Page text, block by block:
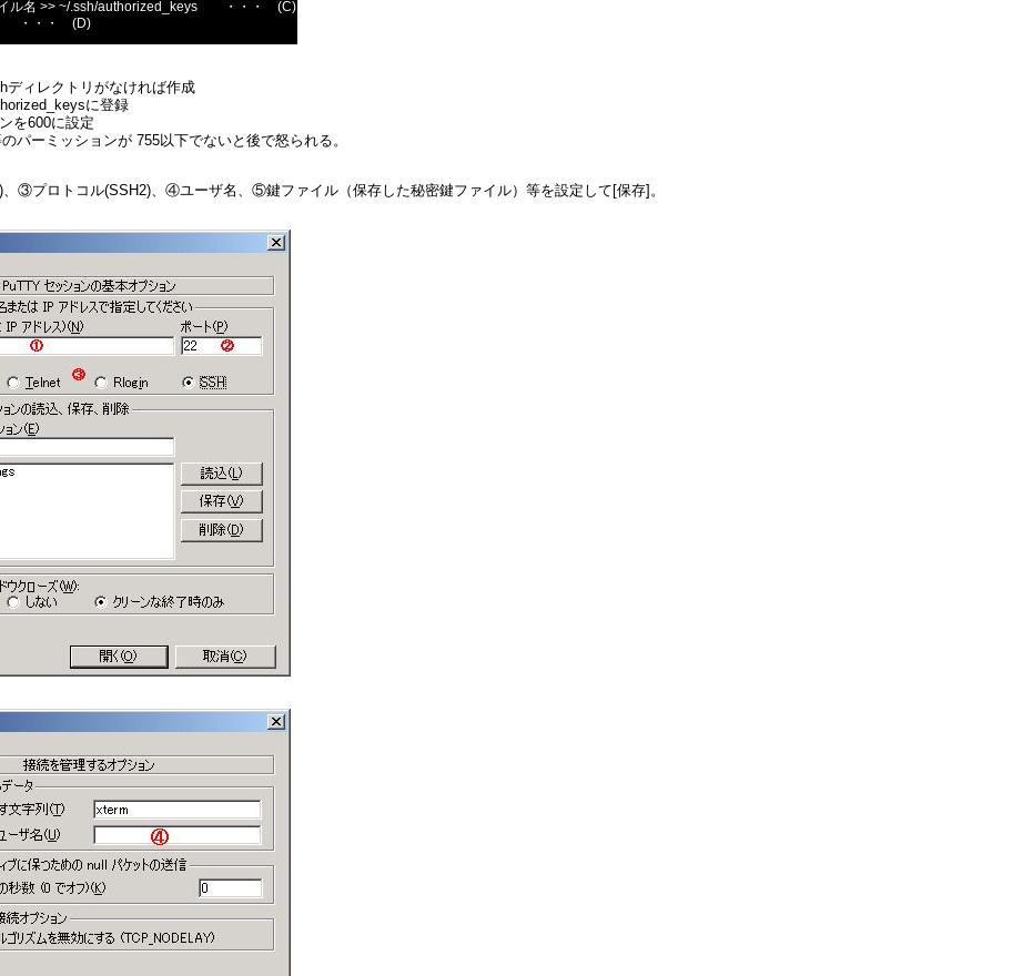
イル名 >> ~/.ssh/authorized_keys ・・・ (C)
・・・ (D)
レクトリがなければ作成
に登録
600に設定
ミッションが 755以下でないと後で怒られる。
ロトコル(SSH2)、④ユーザ名、⑤鍵ファイル（保存した秘密鍵ファイル）等を設定して[保存]。